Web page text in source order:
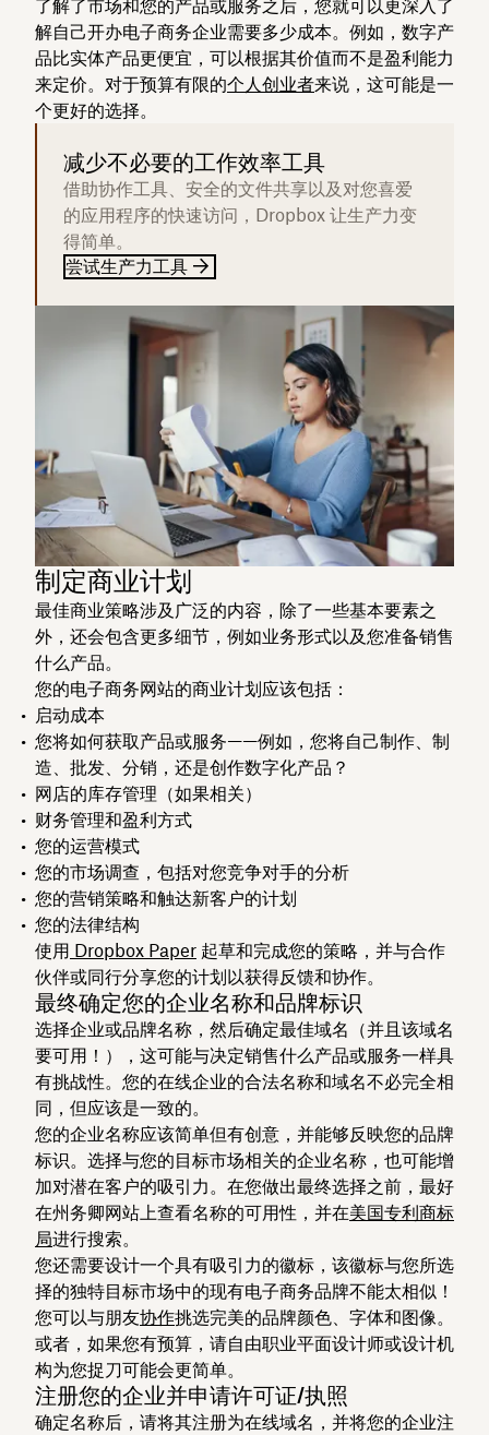
了解了市场和您的产品或服务之后，您就可以更深入了
解自己开办电子商务企业需要多少成本。例如，数字产
品比实体产品更便宜，可以根据其价值而不是盈利能力
来定价。对于预算有限的个人创业者来说，这可能是一
个更好的选择。
减少不必要的工作效率工具
借助协作工具、安全的文件共享以及对您喜爱
的应用程序的快速访问，Dropbox 让生产力变
得简单。
尝试生产力工具
制定商业计划
最佳商业策略涉及广泛的内容，除了一些基本要素之
外，还会包含更多细节，例如业务形式以及您准备销售
什么产品。
您的电子商务网站的商业计划应该包括：
启动成本
您将如何获取产品或服务——例如，您将自己制作、制
造、批发、分销，还是创作数字化产品？
网店的库存管理（如果相关）
财务管理和盈利方式
您的运营模式
您的市场调查，包括对您竞争对手的分析
您的营销策略和触达新客户的计划
您的法律结构
使用 Dropbox Paper 起草和完成您的策略，并与合作
伙伴或同行分享您的计划以获得反馈和协作。
最终确定您的企业名称和品牌标识
选择企业或品牌名称，然后确定最佳域名（并且该域名
要可用！），这可能与决定销售什么产品或服务一样具
有挑战性。您的在线企业的合法名称和域名不必完全相
同，但应该是一致的。
您的企业名称应该简单但有创意，并能够反映您的品牌
标识。选择与您的目标市场相关的企业名称，也可能增
加对潜在客户的吸引力。在您做出最终选择之前，最好
在州务卿网站上查看名称的可用性，并在美国专利商标
局进行搜索。
您还需要设计一个具有吸引力的徽标，该徽标与您所选
择的独特目标市场中的现有电子商务品牌不能太相似！
您可以与朋友协作挑选完美的品牌颜色、字体和图像。
或者，如果您有预算，请自由职业平面设计师或设计机
构为您捉刀可能会更简单。
注册您的企业并申请许可证/执照
确定名称后，请将其注册为在线域名，并将您的企业注